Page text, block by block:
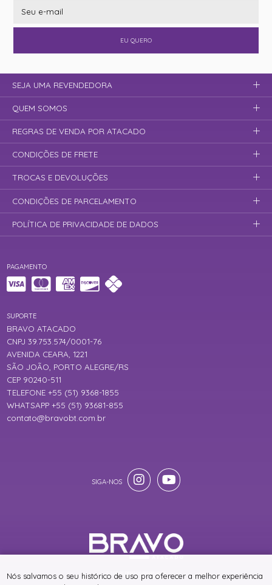
EU QUERO
PAGAMENTO
SUPORTE
BRAVO ATACADO
CNPJ 39.753.574/0001-76
AVENIDA CEARA, 1221
SÃO JOÃO, PORTO ALEGRE/RS
CEP 90240-511
TELEFONE +55 (51) 9368-1855
WHATSAPP +55 (51) 93681-855
contato@bravobt.com.br
SEJA UMA REVENDEDORA
QUEM SOMOS
REGRAS DE VENDA POR ATACADO
CONDIÇÕES DE FRETE
TROCAS E DEVOLUÇÕES
CONDIÇÕES DE PARCELAMENTO
POLÍTICA DE PRIVACIDADE DE DADOS
® TODOS DIREITOS RESERVADOS
Nós salvamos o seu histórico de uso pra oferecer a melhor experiência